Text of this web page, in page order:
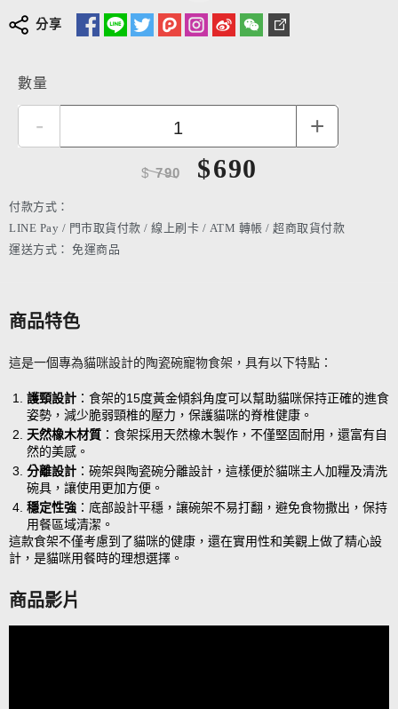
分享
數量
- +
$790 $690
付款方式：
LINE Pay / 門市取貨付款 / 線上刷卡 / ATM 轉帳 / 超商取貨付款
運送方式： 免運商品
商品特色
這是一個專為貓咪設計的陶瓷碗寵物食架，具有以下特點：
護頸設計 ：食架的15度黃金傾斜角度可以幫助貓咪保持正確的進食
姿勢，減少脆弱頸椎的壓力，保護貓咪的脊椎健康。
天然橡木材質 ：食架採用天然橡木製作，不僅堅固耐用，還富有自
然的美感。
分離設計 ：碗架與陶瓷碗分離設計，這樣便於貓咪主人加糧及清洗
碗具，讓使用更加方便。
穩定性強 ：底部設計平穩，讓碗架不易打翻，避免食物撒出，保持
用餐區域清潔。
這款食架不僅考慮到了貓咪的健康，還在實用性和美觀上做了精心設
計，是貓咪用餐時的理想選擇。
商品影片